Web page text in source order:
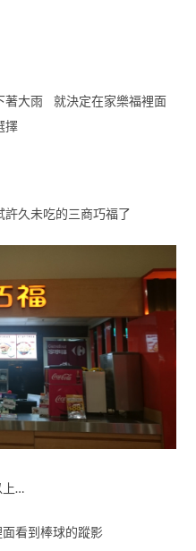
著大雨 就決定在家樂福裡面
擇
久未吃的三商巧福了
上…
看到棒球的蹤影